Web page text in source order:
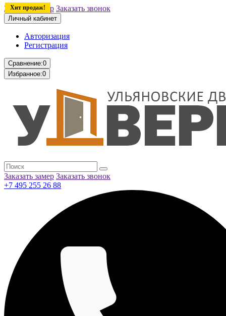
Заказать замер Заказать звонок
Личный кабинет
Авторизация
Регистрация
Сравнение:0
Избранное:0
Заказать замер Заказать звонок
+7 495 255 26 88
Хит продаж!